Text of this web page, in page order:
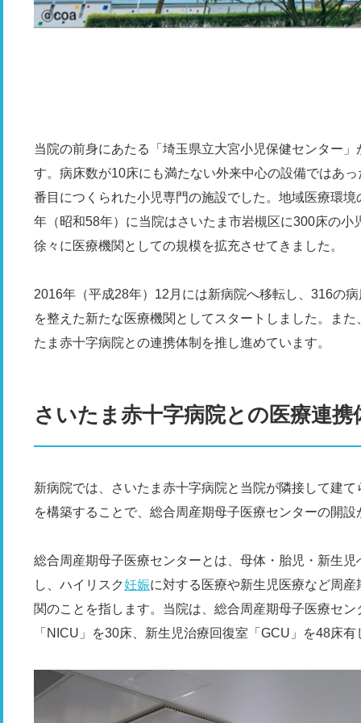
当院の前身にあたる「埼玉県立大宮小児保健センター
す。病床数が10床にも満たない外来中心の設備ではあ
番目につくられた小児専門の施設でした。地域医療環
年（昭和58年）に当院はさいたま市岩槻区に300床の
徐々に医療機関としての規模を拡充させてきました。
2016年（平成28年）12月には新病院へ移転し、316の
を整えた新たな医療機関としてスタートしました。ま
たま赤十字病院との連携体制を推し進めています。
さいたま赤十字病院との医療連携
新病院では、さいたま赤十字病院と当院が隣接して建
を構築することで、総合周産期母子医療センターの開
総合周産期母子医療センターとは、母体・胎児・新生
し、ハイリスク妊娠に対する医療や新生児医療など周
関のことを指します。当院は、総合周産期母子医療セ
「NICU」を30床、新生児治療回復室「GCU」を48床